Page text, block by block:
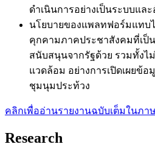
ดำเนินการอย่างเป็นระบบแล
นโยบายของแพลทฟอร์มแทบ
คุกคามภาคประชาสังคมที่เป็
สนับสนุนจากรัฐด้วย รวมทั้งไ
แวดล้อม อย่างการเปิดเผยข้
ชุมนุมประท้วง
คลิกเพื่ออ่านรายงานฉบับเต็มในภา
Research